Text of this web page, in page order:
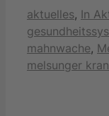
Kategorien
aktuelles, In
mahnwache,
melsunger